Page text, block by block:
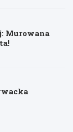
Murowana